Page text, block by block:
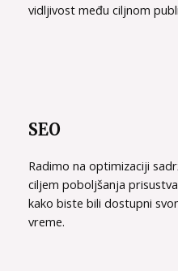
vidljivost među ciljnom
SEO
Radimo na optimizaciji
ciljem poboljšanja
kako biste bili dostupni
vreme.